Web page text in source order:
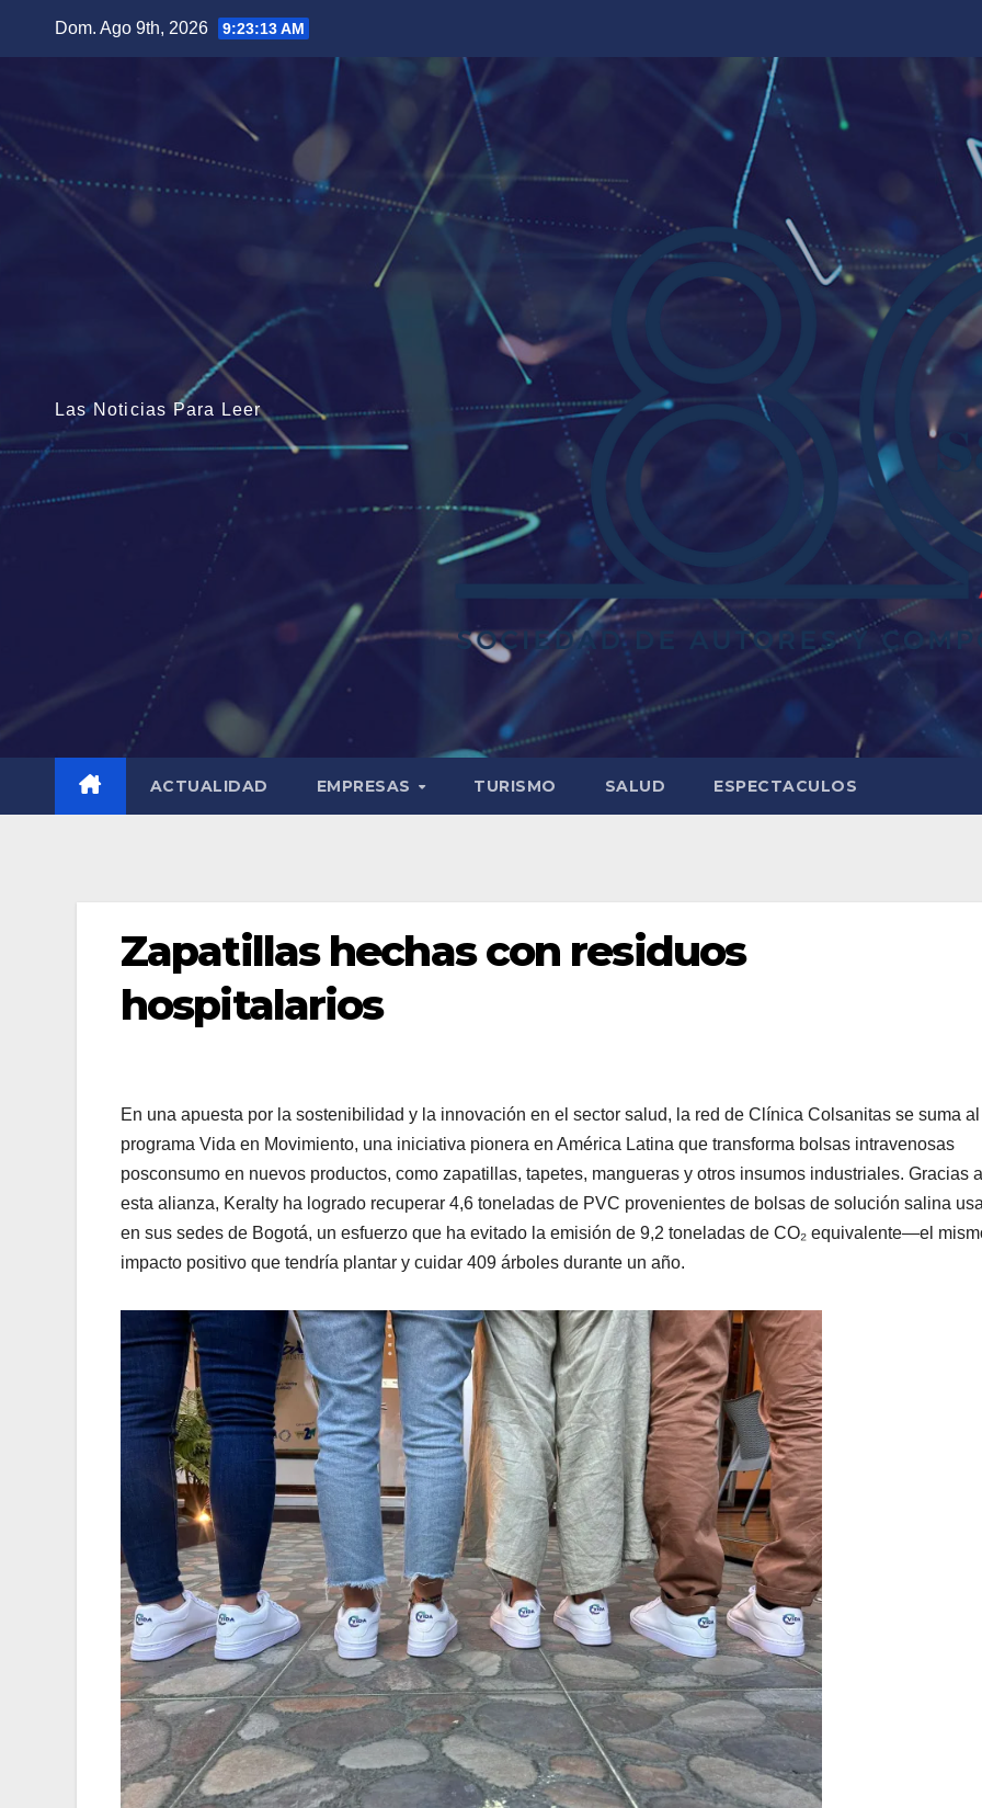
Dom. Ago 9th, 2026 9:23:14 AM
Las Noticias Para Leer
ACTUALIDAD EMPRESAS TURISMO SALUD ESPECTACULOS
Zapatillas hechas con residuos
hospitalarios
En una apuesta por la sostenibilidad y la innovación en el sector salud, la red de Clínica Colsanitas se suma al
programa Vida en Movimiento, una iniciativa pionera en América Latina que transforma bolsas intravenosas
posconsumo en nuevos productos, como zapatillas, tapetes, mangueras y otros insumos industriales. Gracias a
esta alianza, Keralty ha logrado recuperar 4,6 toneladas de PVC provenientes de bolsas de solución salina
en sus sedes de Bogotá, un esfuerzo que ha evitado la emisión de 9,2 toneladas de CO₂ equivalente—el
impacto positivo que tendría plantar y cuidar 409 árboles durante un año.